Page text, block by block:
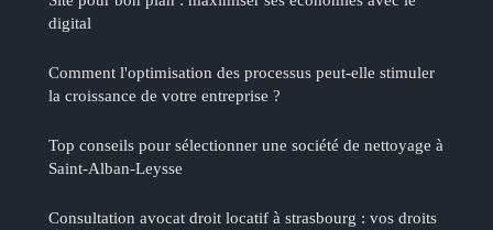
digital
Comment l'optimisation des processus peut-elle stimuler
la croissance de votre entreprise ?
Top conseils pour sélectionner une société de nettoyage à
Saint-Alban-Leysse
Consultation avocat droit locatif à strasbourg : vos droits